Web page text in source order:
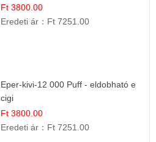
Ft 3800.00
Eredeti ár： Ft 7251.00
Eper-kivi-12 000 Puff - eldobható e
cigi
Ft 3800.00
Eredeti ár： Ft 7251.00